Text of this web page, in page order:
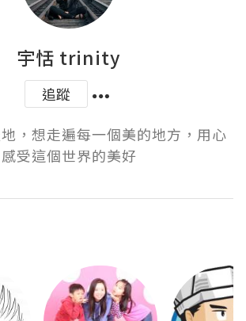
宇恬 trinity
追蹤
，想走遍每一個美的地方，用心
感受這個世界的美好